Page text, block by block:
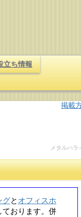
立ち情報
掲載
メタルハラ
グと オフィスホ
おります。併